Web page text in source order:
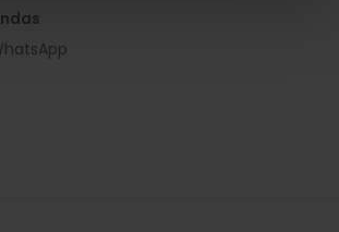
la venta de accesorios para el hogar con
PEINADO 11 BAJO 30850, TOTANA.